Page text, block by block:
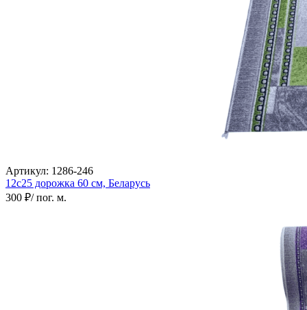
Артикул: 1286-246
12с25 дорожка 60 см, Беларусь
300 ₽/ пог. м.